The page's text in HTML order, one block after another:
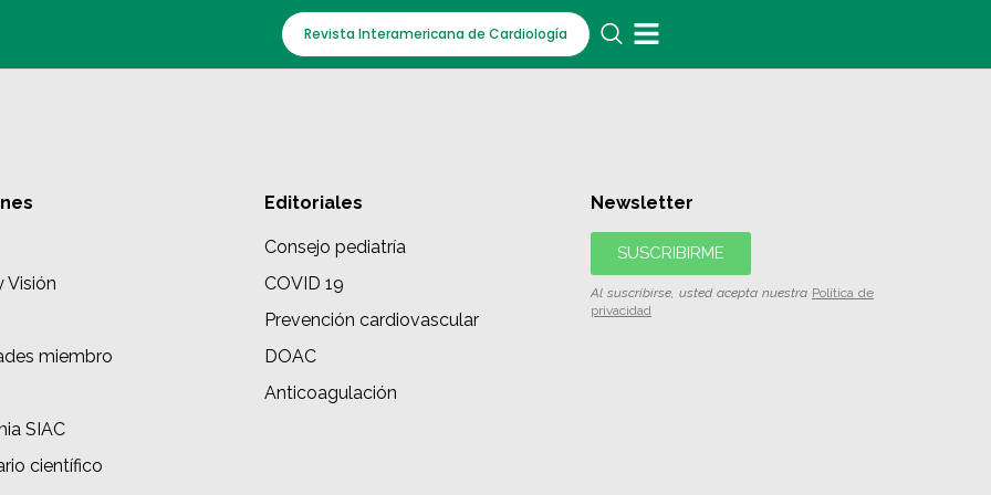
Revista Interamericana de Cardiología
Visión
miembro
SIAC
científico
Editoriales
Consejo pediatría
COVID 19
Prevención cardiovascular
DOAC
Anticoagulación
Newsletter
SUSCRIBIRME
Al suscribirse, usted acepta nuestra Política de
privacidad